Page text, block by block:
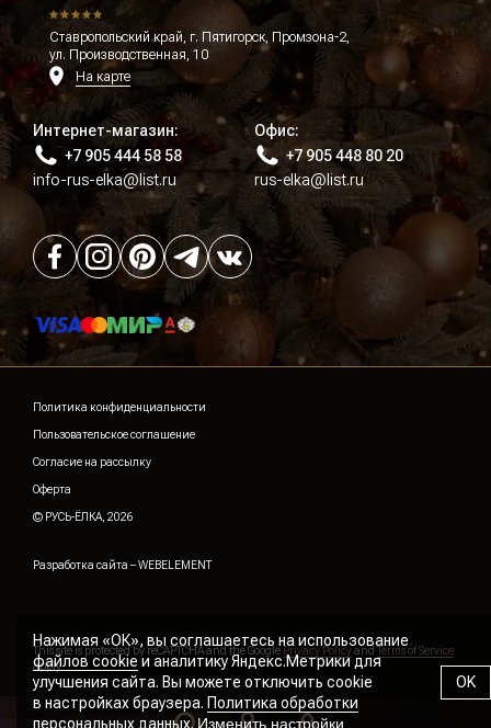
Ставропольский край, г. Пятигорск, Промзона-2,
ул. Производственная, 10
На карте
Интернет-магазин:
+7 905 444 58 58
info-rus-elka@list.ru
Офис:
+7 905 448 80 20
rus-elka@list.ru
Политика конфиденциальности
Пользовательское соглашение
Согласие на рассылку
Оферта
© РУСЬ-ЁЛКА, 2026
Разработка сайта –WEBELEMENT
This site is protected by reCAPTCHA and the Google Privacy Policyand Terms of Service
apply.
Нажимая «ОК», вы соглашаетесь на использование
файлов cookieи аналитику Яндекс.Метрики для
улучшения сайта. Вы можете отключить cookie
в настройках браузера. Политика обработки
персональных данных.Изменить настройки
OK